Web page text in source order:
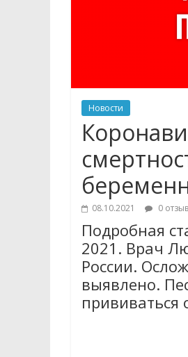
Новости
08.10.2021 0
Подробная
2021. Врач
России.
выявлено.
прививаться